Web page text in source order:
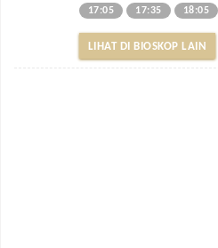
17:05
17:35 18:05
LIHAT DI BIOSKOP LAIN